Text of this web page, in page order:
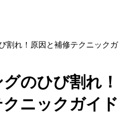
割れ！原因と補修テクニックガ
のひび割れ！
ニックガイド